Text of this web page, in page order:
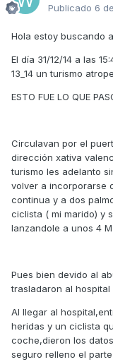
Publicado 6
Hola estoy buscando
El día 31/12/14 a las
13_14 un turismo
ESTO FUE LO QUE
Circulavan por el
dirección xativa
turismo les adelanto
volver a incorporarse
continua y a dos
ciclista ( mi marido) y
lanzandole a unos 4
Pues bien devido al
trasladaron al
Al llegar al
heridas y un ciclista
coche,dieron los
seguro relleno el